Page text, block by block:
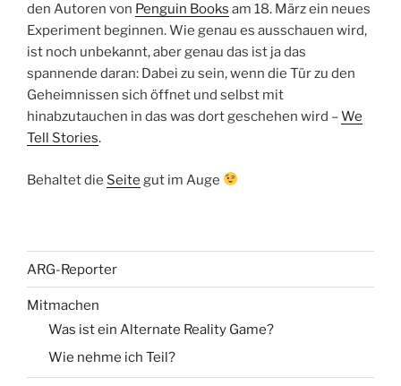
den Autoren von Penguin Books am 18. März ein neues
Experiment beginnen. Wie genau es ausschauen wird,
ist noch unbekannt, aber genau das ist ja das
spannende daran: Dabei zu sein, wenn die Tür zu den
Geheimnissen sich öffnet und selbst mit
hinabzutauchen in das was dort geschehen wird –We
Tell Stories.
Behaltet die Seite gut im Auge
ARG-Reporter
Mitmachen
Was ist ein Alternate Reality Game?
Wie nehme ich Teil?